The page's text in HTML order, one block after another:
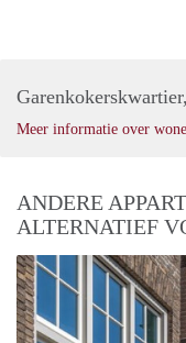
Meer informatie over
ANDERE
ALTERNATIEF